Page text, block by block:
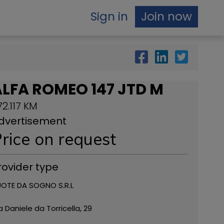
Sign in Join now
ROMEO 147 JTD M
KM
on request
type
DA SOGNO S.R.L
Daniele da Torricella, 29